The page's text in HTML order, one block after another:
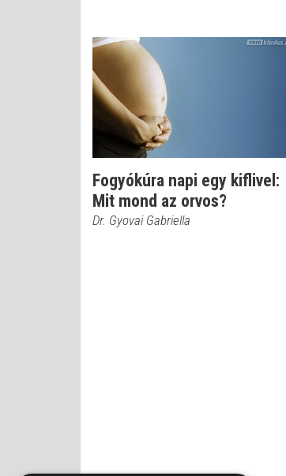
Fogyókúra napi egy kiflivel:
Mit mond az orvos?
Dr. Gyovai Gabriella